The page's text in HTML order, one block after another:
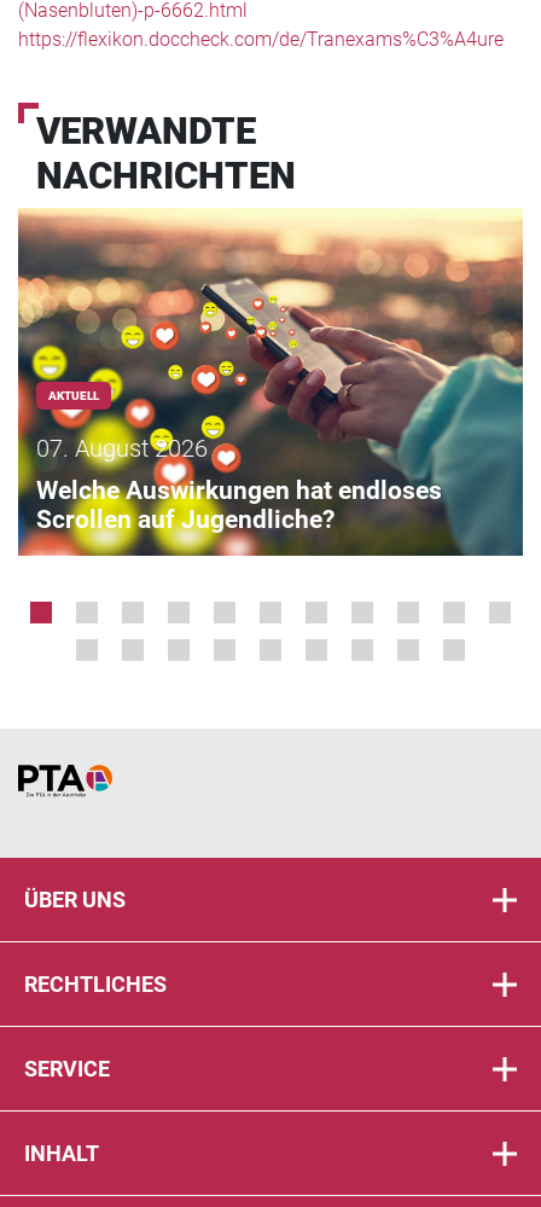
(Nasenbluten)-p-6662.html
https://flexikon.doccheck.com/de/Tranexams%C3%A4ure
VERWANDTE
NACHRICHTEN
AKTUELL
07. August 2026
Welche Auswirkungen hat endloses
Scrollen auf Jugendliche?
Home
ÜBER UNS
RECHTLICHES
SERVICE
INHALT